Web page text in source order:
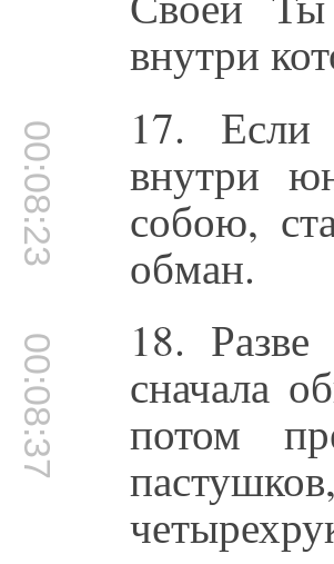
внутри
00:08:23 17. Если
внутри
собою,
обман.
00:08:37 18.
сначала
потом